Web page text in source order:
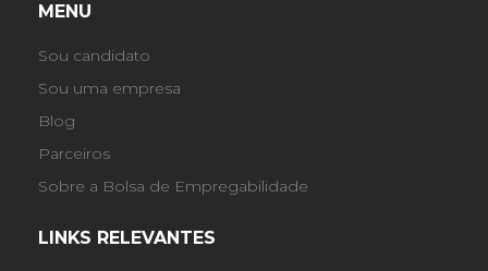
MENU
Sou candidato
Sou uma empresa
Blog
Parceiros
Sobre a Bolsa de Empregabilidade
LINKS RELEVANTES